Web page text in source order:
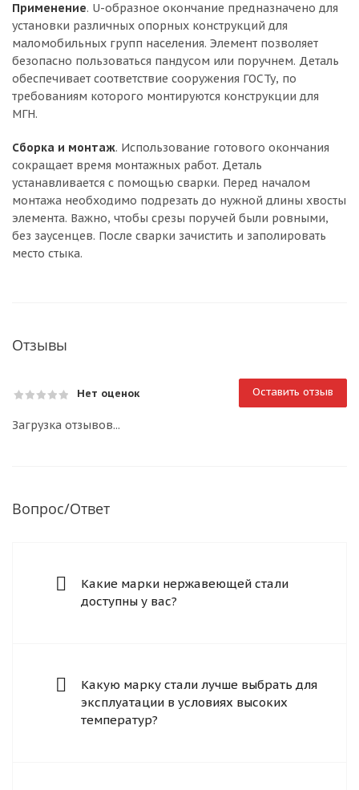
Применение. U-образное окончание предназначено для
установки различных опорных конструкций для
маломобильных групп населения. Элемент позволяет
безопасно пользоваться пандусом или поручнем. Деталь
обеспечивает соответствие сооружения ГОСТу, по
требованиям которого монтируются конструкции для
МГН.
Сборка и монтаж. Использование готового окончания
сокращает время монтажных работ. Деталь
устанавливается с помощью сварки. Перед началом
монтажа необходимо подрезать до нужной длины хвосты
элемента. Важно, чтобы срезы поручей были ровными,
без заусенцев. После сварки зачистить и заполировать
место стыка.
Отзывы
Нет оценок Оставить отзыв
Загрузка отзывов...
Вопрос/Ответ
Какие марки нержавеющей стали
доступны у вас?
Какую марку стали лучше выбрать для
эксплуатации в условиях высоких
температур?